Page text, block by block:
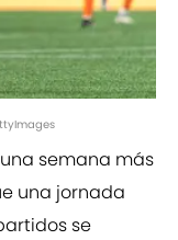
semana más
una jornada
se